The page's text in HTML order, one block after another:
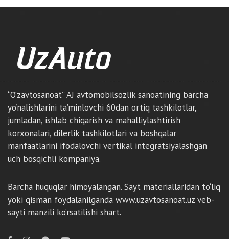
“O‘zavtosanoat” AJ avtomobilsozlik sanoatining barcha
yo‘nalishlarini ta’minlovchi 60dan ortiq tashkilotlar,
jumladan, ishlab chiqarish va mahalliylashtirish
korxonalari, dilerlik tashkilotlari va boshqalar
manfaatlarini ifodalovchi vertikal integratsiyalashgan
uch bosqichli kompaniya.
Barcha huquqlar himoyalangan. Sayt materiallaridan to‘liq
yoki qisman foydalanilganda www.uzavtosanoat.uz veb-
sayti manzili ko‘rsatilishi shart.